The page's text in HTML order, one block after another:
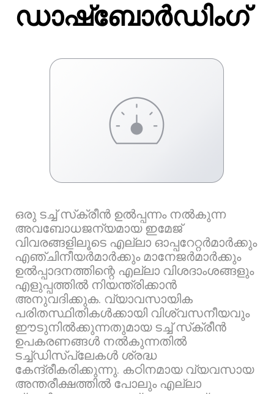
ഡാഷ്‌ബോർഡിംഗ്
ഒരു ടച്ച് സ്‌ക്രീൻ ഉൽപ്പന്നം നൽകുന്ന
അവബോധജന്യമായ ഇമേജ്
വിവരങ്ങളിലൂടെ എല്ലാ ഓപ്പറേറ്റർമാർക്കും
എഞ്ചിനീയർമാർക്കും മാനേജർമാർക്കും
ഉൽപ്പാദനത്തിന്റെ എല്ലാ വിശദാംശങ്ങളും
എളുപ്പത്തിൽ നിയന്ത്രിക്കാൻ
അനുവദിക്കുക. വ്യാവസായിക
പരിതസ്ഥിതികൾക്കായി വിശ്വസനീയവും
ഈടുനിൽക്കുന്നതുമായ ടച്ച് സ്‌ക്രീൻ
ഉപകരണങ്ങൾ നൽകുന്നതിൽ
ടച്ച്‌ഡിസ്‌പ്ലേകൾ ശ്രദ്ധ
കേന്ദ്രീകരിക്കുന്നു. കഠിനമായ വ്യവസായ
അന്തരീക്ഷത്തിൽ പോലും എല്ലാ